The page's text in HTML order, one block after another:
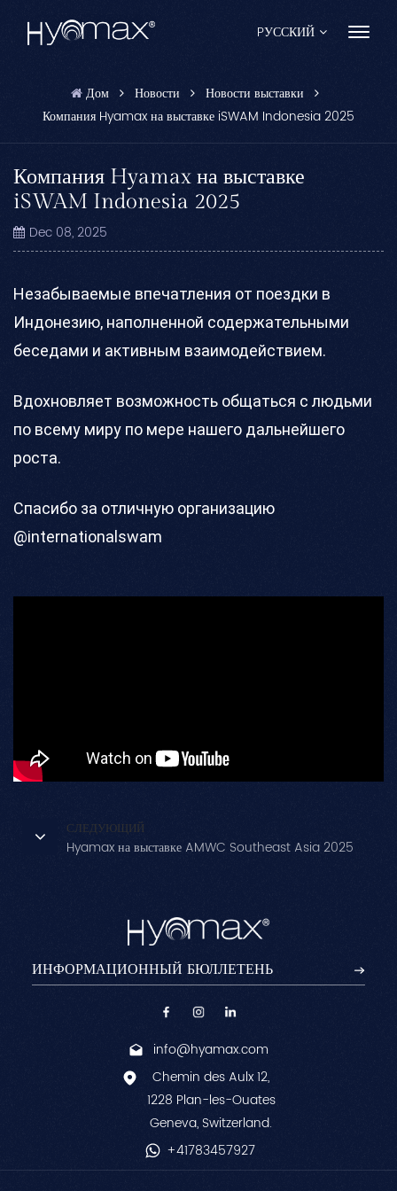
PУССКИЙ
English
Français
Español
العربية
日本語
Дом Новости
Новости выставки
Компания Hyamax на выставке iSWAM Indonesia 2025
Компания Hyamax на выставке
iSWAM Indonesia 2025
Dec 08, 2025
Незабываемые впечатления от поездки в
Индонезию, наполненной содержательными
беседами и активным взаимодействием.
Вдохновляет возможность общаться с людьми
по всему миру по мере нашего дальнейшего
роста.
Спасибо за отличную организацию
@internationalswam
СЛЕДУЮЩИЙ
Hyamax на выставке AMWC Southeast Asia 2025
info@hyamax.com
Chemin des Aulx 12,
1228 Plan-les-Ouates
Geneva, Switzerland.
+41783457927